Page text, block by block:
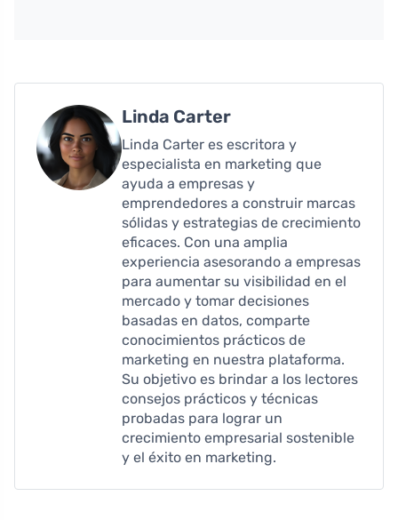
Linda Carter
Linda Carter es escritora y
especialista en marketing que
ayuda a empresas y
emprendedores a construir marcas
sólidas y estrategias de crecimiento
eficaces. Con una amplia
experiencia asesorando a empresas
para aumentar su visibilidad en el
mercado y tomar decisiones
basadas en datos, comparte
conocimientos prácticos de
marketing en nuestra plataforma.
Su objetivo es brindar a los lectores
consejos prácticos y técnicas
probadas para lograr un
crecimiento empresarial sostenible
y el éxito en marketing.